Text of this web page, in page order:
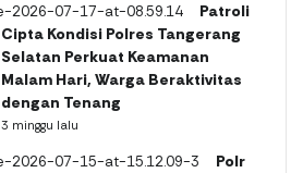
Patroli
Cipta Kondisi Polres Tangerang
Selatan Perkuat Keamanan
Malam Hari, Warga Beraktivitas
dengan Tenang
3 minggu lalu
Polr